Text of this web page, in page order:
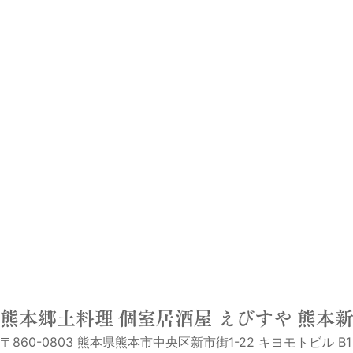
熊本郷土料理 個室居酒屋 えびすや 熊本
〒860-0803 熊本県熊本市中央区新市街1-22 キヨモトビル B1